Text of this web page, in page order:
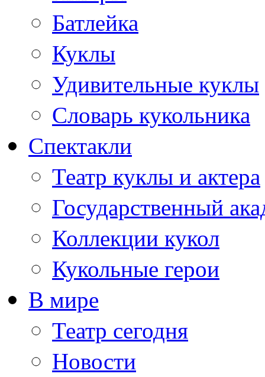
Батлейка
Куклы
Удивительные куклы
Словарь кукольника
Спектакли
Театр куклы и актера
Государственный
Коллекции кукол
Кукольные герои
В мире
Театр сегодня
Новости